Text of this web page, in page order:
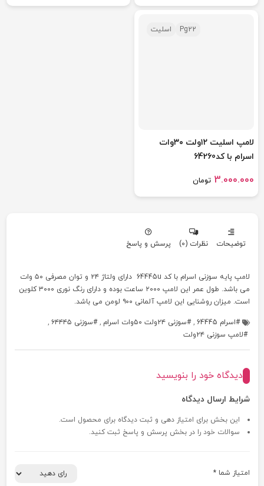
Pg22 اسلیت
لامپ اسلیت ۱۲ولت ۳۰وات
اسرام با کد64260
تومان3.000.000
توضیحات نظرات (0) پرسش و پاسخ
لامپ پایه سوزنی اسرام با کد 64445u دارای ولتاژ ۲۴ و توان مصرفی ۵۰ وات
می باشد. طول عمر این لامپ ۲۰۰۰ ساعت بوده و دارای رنگ نوری ۳۰۰۰ کلوین
است. میزان روشنایی این لامپ آلمانی ۹۰۰ لومن می باشد.
اسرام 64445 , سوزنی ۲۴ولت ۵۰وات اسرام , سوزنی ۶۴۴۴۵
,
لامپ سوزنی ۲۴ولت
دیدگاه خود را بنویسید
شرایط ارسال دیدگاه
این بخش برای امتیاز دهی و ثبت دیدگاه برای محصول است.
سوالات خود را در بخش پرسش و پاسخ ثبت کنید.
امتیاز شما*